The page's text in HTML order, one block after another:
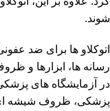
شوند.
اتوکلاو ها برای ضد
رسانه ها، ابزارها و
در آزمایشگاه‌ های
پزشکی، ظروف شیشه